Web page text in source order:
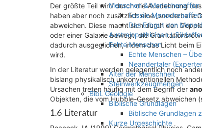
Menschen & Menschenaffen
Fossile
Das Erbgut von
Australopethicinen
Echte Menschen
Echte Menschen –
Neandertaler
Alter der Menschheit
Steinwerkzeugmengen
Bibl. Geologie
Biblische Grundlagen
Biblische Grundlagen
Kurze Urgeschichte
Der größte Teil wird durch die Ausdehnung
haben aber noch zusätzlich eine „sonderbare
abweichen. Diese macht sich durch den
oder einer Galaxie bewegt, die
dadurch ausgeglichen, indem das Licht beim
wird.
In der Literatur werden gelegentlich noch
bislang physikalisch unkonventionellen
Ursachen treten häufig mit dem Begriff der
Objekten, die vom Hubble-Gesetz abweichen
1.6 Literatur